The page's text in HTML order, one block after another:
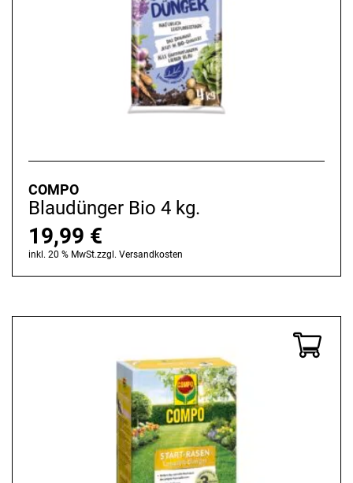
COMPO
Blaudünger Bio 4 kg.
19,99 €
inkl. 20 % MwSt.zzgl. Versandkosten